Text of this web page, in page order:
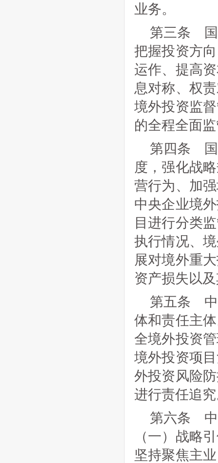
业务。
第三条 国
把握投资方
运作、提高
息对称、权
境外投资监
的全程全面
第四条 国
度，强化战
营行为、加
中央企业境
目进行分类
执行情况、
展对境外重
资产损失以
第五条 中
体和责任主
全境外投资
境外投资项
外投资风险
进行责任追
第六条 中
（一）战略
坚持聚焦主